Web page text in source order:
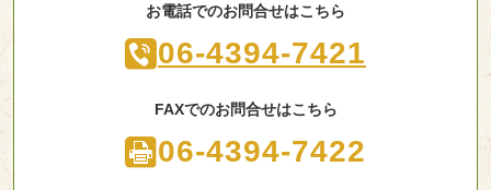
お電話でのお問合せはこちら
06-4394-7421
FAXでのお問合せはこちら
06-4394-7422